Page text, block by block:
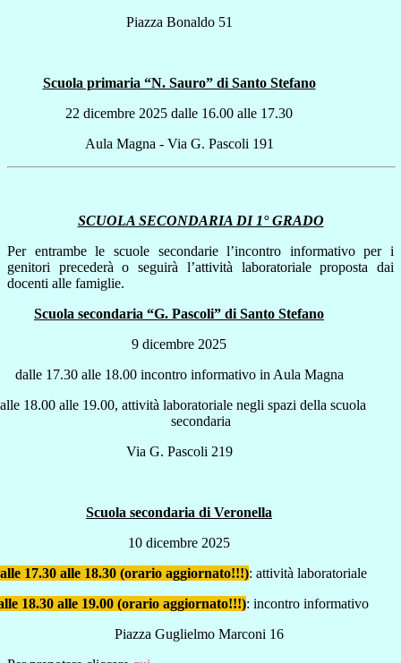
Piazza Bonaldo 51
Scuola primaria “N. Sauro” di Santo Stefano
22 dicembre 2025 dalle 16.00 alle 17.30
Aula Magna - Via G. Pascoli 191
SCUOLA SECONDARIA DI 1° GRADO
Per entrambe le scuole secondarie l’incontro informativo per i
genitori precederà o seguirà l’attività laboratoriale proposta dai
docenti alle famiglie.
Scuola secondaria “G. Pascoli” di Santo Stefano
9 dicembre 2025
dalle 17.30 alle 18.00 incontro informativo in Aula Magna
18.00 alle 19.00, attività laboratoriale negli spazi della scuola
secondaria
Via G. Pascoli 219
Scuola secondaria di Veronella
10 dicembre 2025
17.30 alle 18.30 (orario aggiornato!!!): attività laboratoriale
18.30 alle 19.00 (orario aggiornato!!!): incontro informativo
Piazza Guglielmo Marconi 16